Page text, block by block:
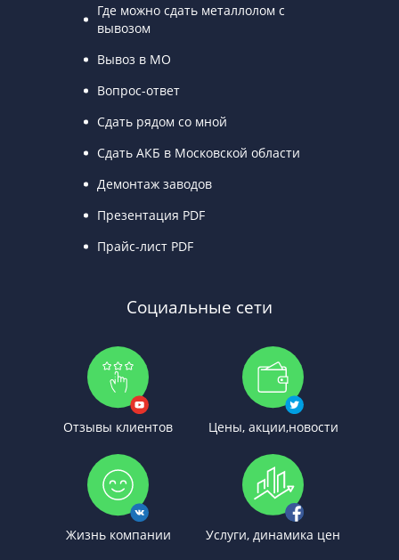
Где можно сдать металлолом с
вывозом
Вывоз в МО
Вопрос-ответ
Сдать рядом со мной
Сдать АКБ в Московской области
Демонтаж заводов
Презентация PDF
Прайс-лист PDF
Социальные сети
Отзывы клиентов Цены, акции,новости
Жизнь компании Услуги, динамика цен